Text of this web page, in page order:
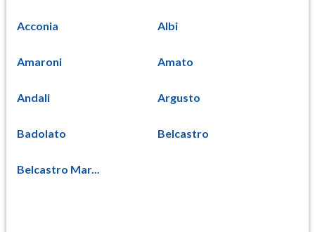
Acconia Albi
Amaroni Amato
Andali Argusto
Badolato Belcastro
Belcastro Mar...